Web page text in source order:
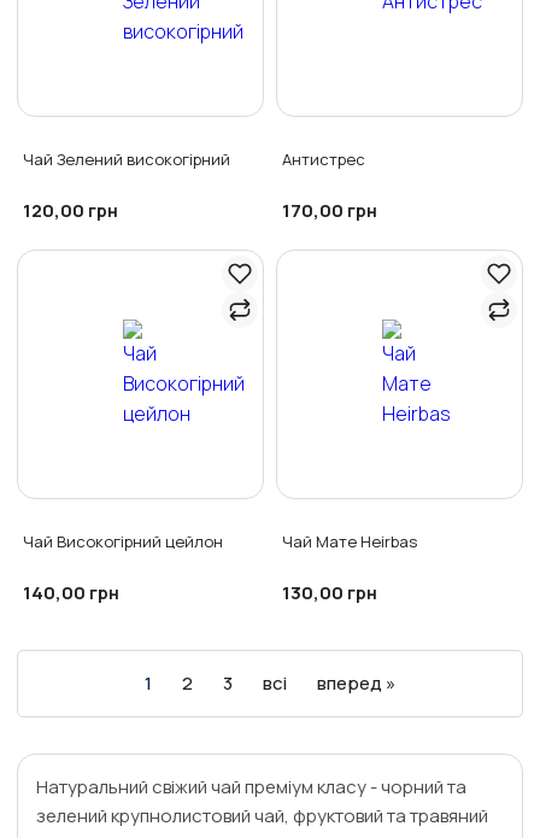
Чай Зелений високогірний
120,00 грн
Антистрес
170,00 грн
Чай Високогірний цейлон
140,00 грн
Чай Мате Heirbas
130,00 грн
1 2 3 всі вперед »
Натуральний свіжий чай преміум класу - чорний та
зелений крупнолистовий чай, фруктовий та травяний